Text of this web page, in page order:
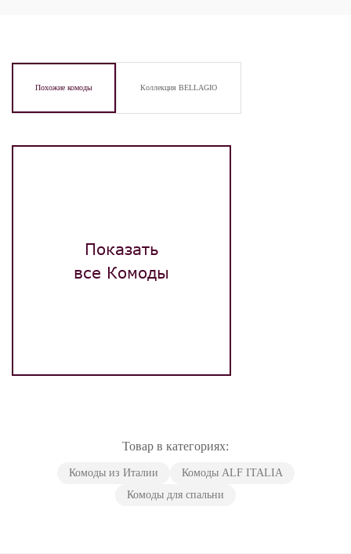
Похожие комоды Коллекция BELLAGIO
Показать
все Комоды
Товар в категориях:
Комоды из Италии
Комоды ALF ITALIA
Комоды для спальни